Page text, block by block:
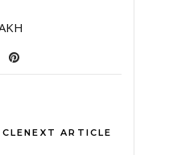
NEXT ARTICLE